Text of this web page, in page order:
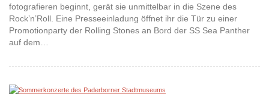
fotografieren beginnt, gerät sie unmittelbar in die Szene des
Rock’n’Roll. Eine Presseeinladung öffnet ihr die Tür zu einer
Promotionparty der Rolling Stones an Bord der SS Sea Panther
auf dem…